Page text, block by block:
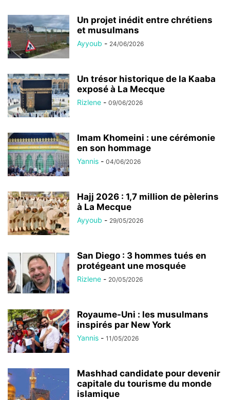
Un projet inédit entre chrétiens
et musulmans
Ayyoub - 24/06/2026
Un trésor historique de la Kaaba
exposé à La Mecque
Rizlene - 09/06/2026
Imam Khomeini : une cérémonie
en son hommage
Yannis - 04/06/2026
Hajj 2026 : 1,7 million de pèlerins
à La Mecque
Ayyoub - 29/05/2026
San Diego : 3 hommes tués en
protégeant une mosquée
Rizlene - 20/05/2026
Royaume-Uni : les musulmans
inspirés par New York
Yannis - 11/05/2026
Mashhad candidate pour devenir
capitale du tourisme du monde
islamique